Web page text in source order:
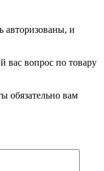
и
вас вопрос по товару
обязательно вам